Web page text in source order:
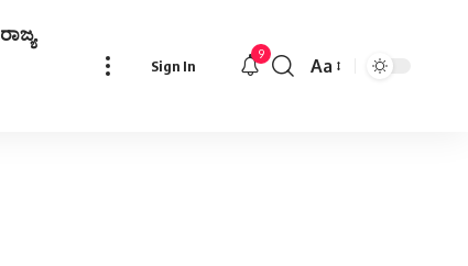
ರಾಜ್ಯ
Sign In
9
Font
Aa